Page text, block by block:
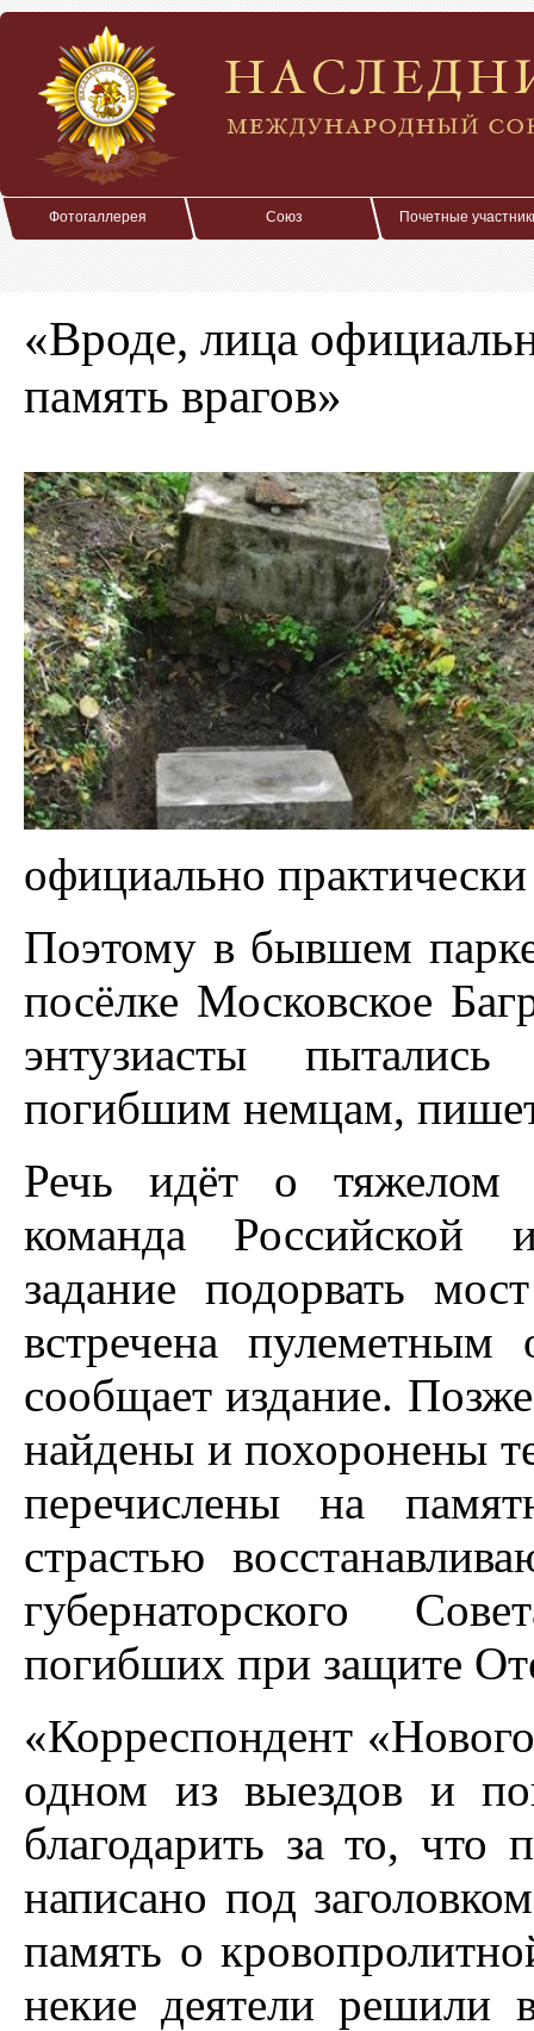
Фотогаллерея Союз Почетные
«Вроде, лица
память врагов»
официально
Поэтому в бывшем
посёлке Московское
энтузиасты
погибшим немцам,
Речь идёт о тяжелом
команда Российской
задание подорвать
встречена пулеметным
сообщает издание.
найдены и похоронены
перечислены на
страстью
губернаторского
погибших при защите
«Корреспондент
одном из выездов и
благодарить за то,
написано под
память о
некие деятели решили